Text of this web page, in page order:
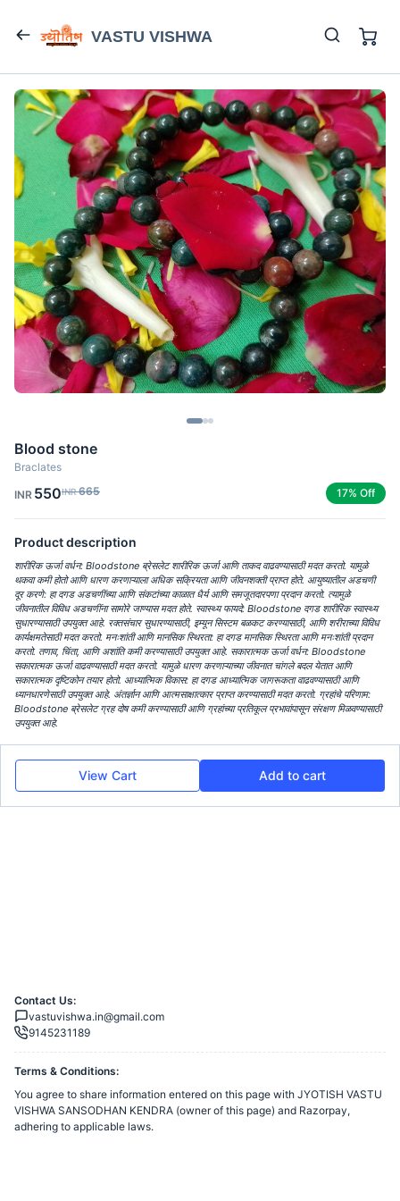
VASTU VISHWA
Blood stone
Braclates
INR 550INR665 17% Off
Product description
शारीरिक ऊर्जा वर्धन: Bloodstone ब्रेसलेट शारीरिक ऊर्जा आणि ताकद वाढवण्यासाठी मदत करतो. यामुळे
थकवा कमी होतो आणि धारण करणाऱ्याला अधिक सक्रियता आणि जीवनशक्ती प्राप्त होते. आयुष्यातील अडचणी
दूर करणे: हा दगड अडचणींच्या आणि संकटांच्या काळात धैर्य आणि समजूतदारपणा प्रदान करतो. त्यामुळे
जीवनातील विविध अडचणींना सामोरे जाण्यास मदत होते. स्वास्थ्य फायदे: Bloodstone दगड शारीरिक स्वास्थ्य
सुधारण्यासाठी उपयुक्त आहे. रक्तसंचार सुधारण्यासाठी, इम्यून सिस्टम बळकट करण्यासाठी, आणि शरीराच्या विविध
कार्यक्षमतेसाठी मदत करतो. मनःशांती आणि मानसिक स्थिरता: हा दगड मानसिक स्थिरता आणि मनःशांती प्रदान
करतो. तणाव, चिंता, आणि अशांति कमी करण्यासाठी उपयुक्त आहे. सकारात्मक ऊर्जा वर्धन: Bloodstone
सकारात्मक ऊर्जा वाढवण्यासाठी मदत करतो. यामुळे धारण करणाऱ्याच्या जीवनात चांगले बदल येतात आणि
सकारात्मक दृष्टिकोन तयार होतो. आध्यात्मिक विकास: हा दगड आध्यात्मिक जागरूकता वाढवण्यासाठी आणि
ध्यानधारणेसाठी उपयुक्त आहे. अंतर्ज्ञान आणि आत्मसाक्षात्कार प्राप्त करण्यासाठी मदत करतो. ग्रहांचे परिणाम:
Bloodstone ब्रेसलेट ग्रह दोष कमी करण्यासाठी आणि ग्रहांच्या प्रतिकूल प्रभावांपासून संरक्षण मिळवण्यासाठी
उपयुक्त आहे.
View Cart Add to cart
Contact Us:
vastuvishwa.in@gmail.com
9145231189
Terms & Conditions:
You agree to share information entered on this page with JYOTISH VASTU
VISHWA SANSODHAN KENDRA (owner of this page) and Razorpay,
adhering to applicable laws.